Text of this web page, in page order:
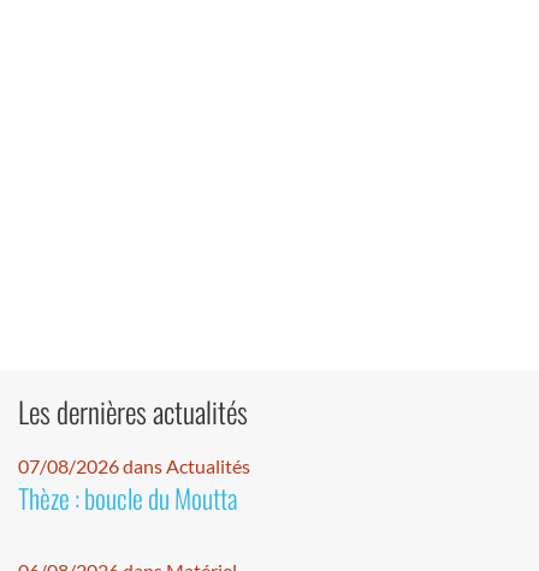
Les dernières actualités
07/08/2026 dans Actualités
Thèze : boucle du Moutta